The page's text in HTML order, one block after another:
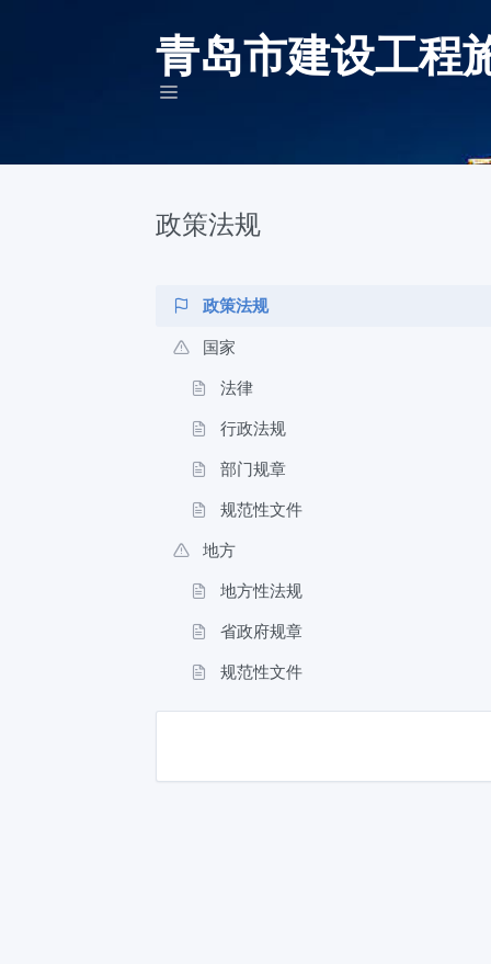
青岛市建设工程
政策法规
政策法规
国家
法律
行政法规
部门规章
规范性文件
地方
地方性法规
省政府规章
规范性文件